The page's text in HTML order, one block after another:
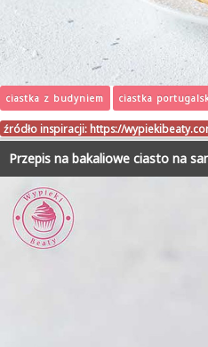
ciastka z budyniem ciastka
źródło inspiracji: https://
Przepis na bakaliowe ciasto na